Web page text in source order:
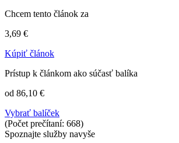
Chcem tento článok za
3,69 €
Kúpiť článok
Prístup k článkom ako súčasť balíka
od 86,10 €
Vybrať balíček
(Počet prečítaní: 668)
Spoznajte služby navyše